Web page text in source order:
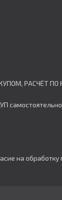
РАСЧЁТ ПО
на